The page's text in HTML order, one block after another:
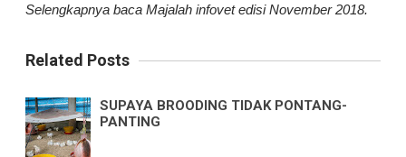
Selengkapnya baca Majalah infovet edisi November 2018.
Related Posts
SUPAYA BROODING TIDAK PONTANG-
PANTING